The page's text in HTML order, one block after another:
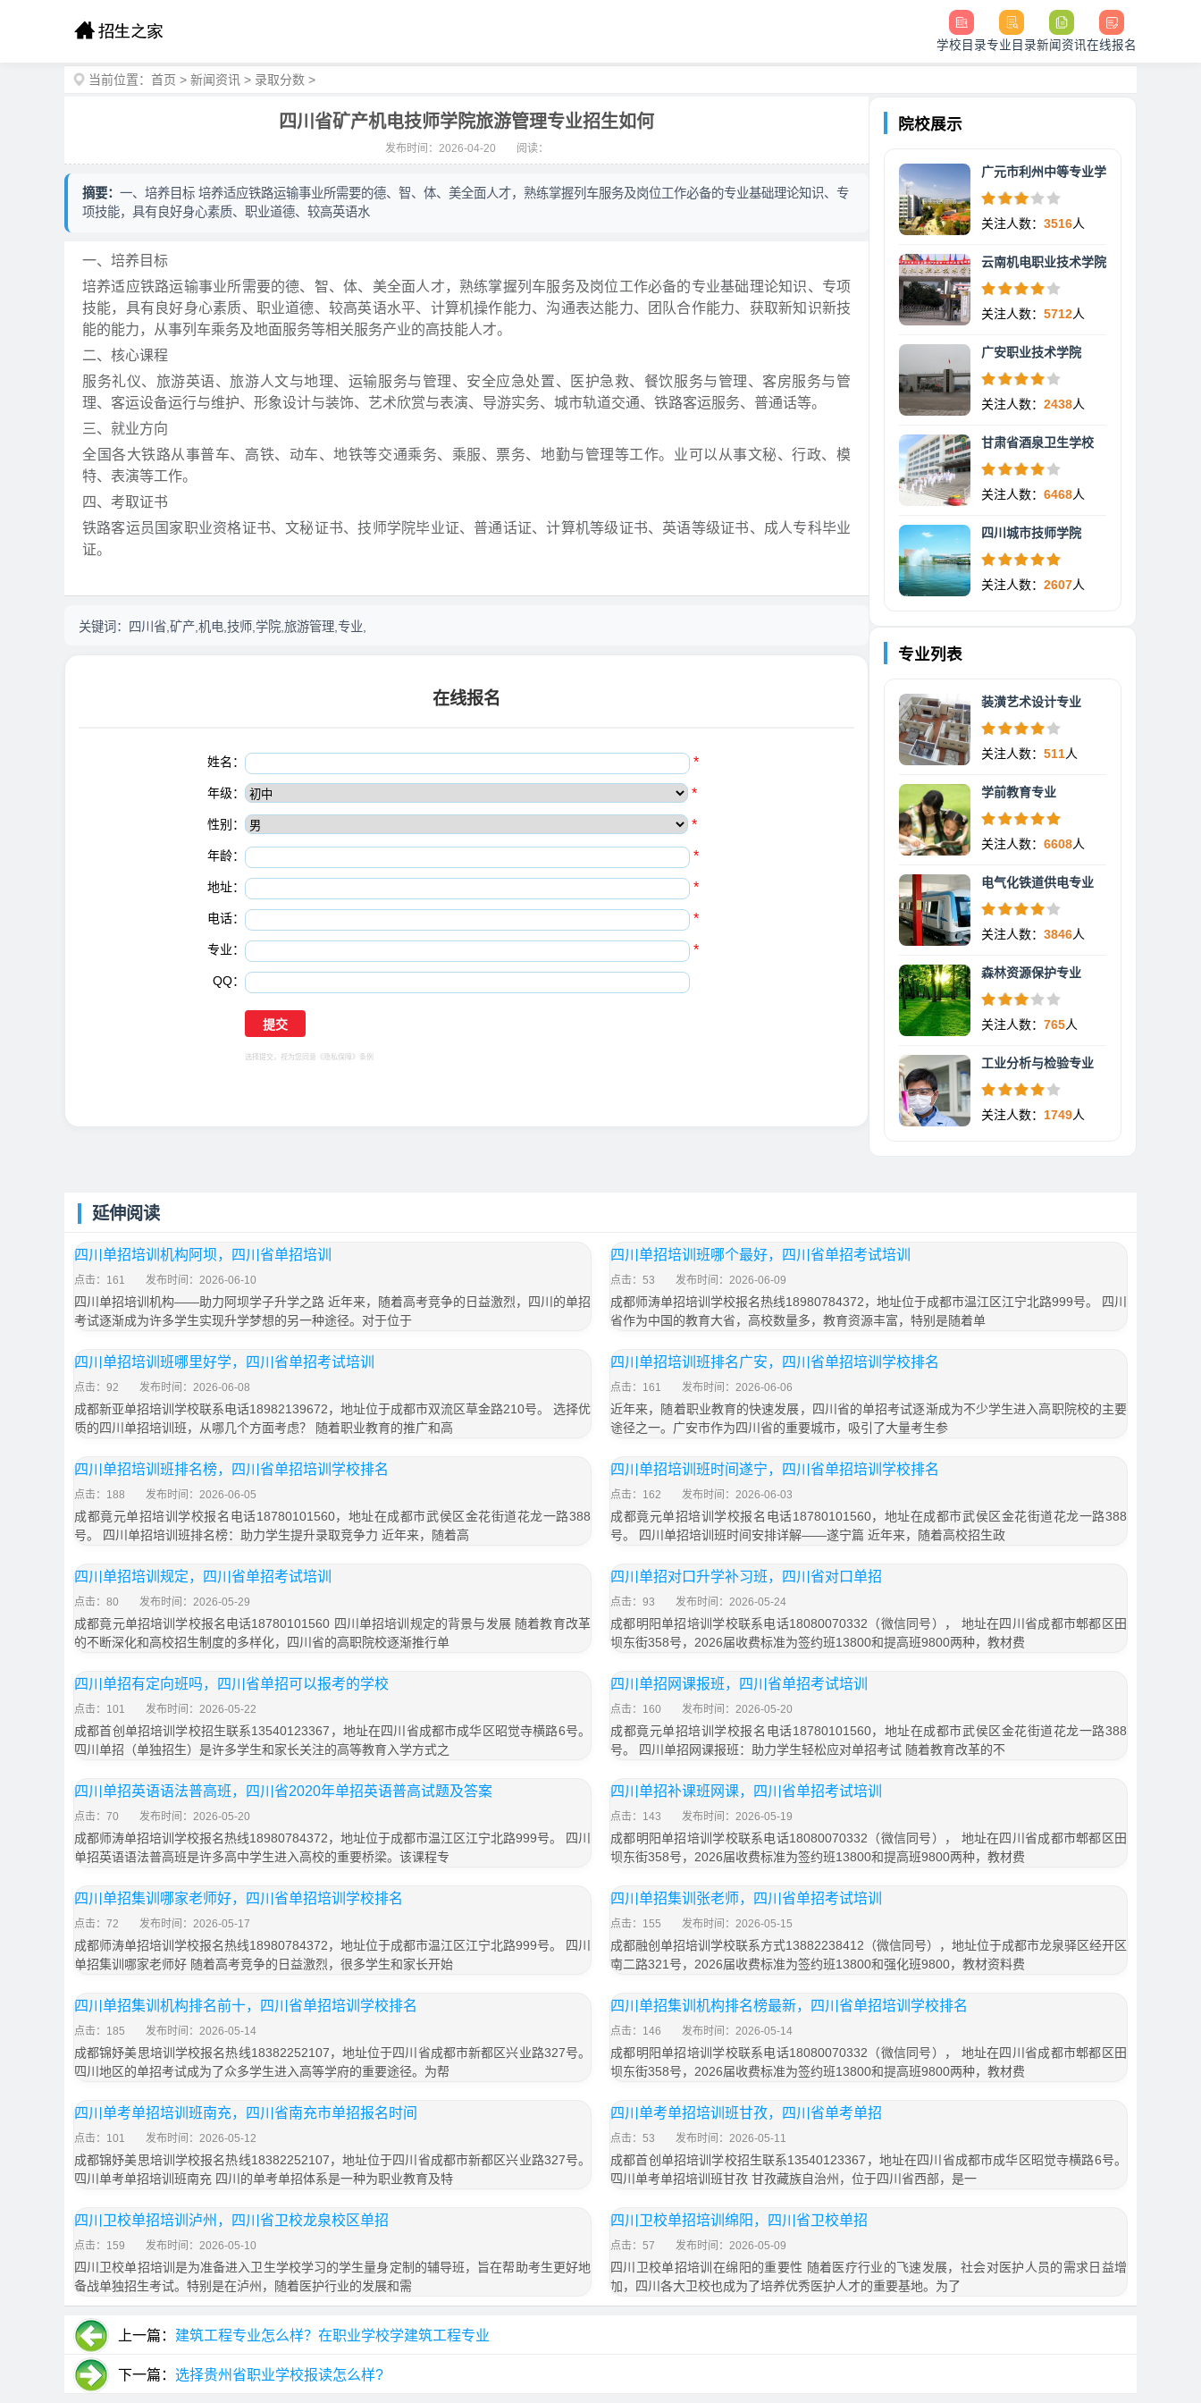
学校目录专业目录新闻资讯在线报名
当前位置： 首页 > 新闻资讯 > 录取分数 >
四川省矿产机电技师学院旅游管理专业招生如何
发布时间：2026-04-20 阅读：
摘要： 一、培养目标 培养适应铁路运输事业所需要的德、智、体、美全面人才，熟练掌握列车服务及岗位工作必备的专业基础理论知识、专
项技能，具有良好身心素质、职业道德、较高英语水
一、培养目标
培养适应铁路运输事业所需要的德、智、体、美全面人才，熟练掌握列车服务及岗位工作必备的专业基础理论知识、专项
技能，具有良好身心素质、职业道德、较高英语水平、计算机操作能力、沟通表达能力、团队合作能力、获取新知识新技
能的能力，从事列车乘务及地面服务等相关服务产业的高技能人才。
二、核心课程
服务礼仪、旅游英语、旅游人文与地理、运输服务与管理、安全应急处置、医护急救、餐饮服务与管理、客房服务与管
理、客运设备运行与维护、形象设计与装饰、艺术欣赏与表演、导游实务、城市轨道交通、铁路客运服务、普通话等。
三、就业方向
全国各大铁路从事普车、高铁、动车、地铁等交通乘务、乘服、票务、地勤与管理等工作。业可以从事文秘、行政、模
特、表演等工作。
四、考取证书
铁路客运员国家职业资格证书、文秘证书、技师学院毕业证、普通话证、计算机等级证书、英语等级证书、成人专科毕业
证。
关键词： 四川省,矿产,机电,技师,学院,旅游管理,专业,
在线报名
姓名： *
年级： *
性别： *
年龄： *
地址： *
电话： *
专业： *
QQ：
选择提交，视为您同意 《隐私保障》 条例
院校展示
广元市利州中等专业学
关注人数： 3516人
云南机电职业技术学院
关注人数： 5712人
广安职业技术学院
关注人数： 2438人
甘肃省酒泉卫生学校
关注人数： 6468人
四川城市技师学院
关注人数： 2607人
专业列表
装潢艺术设计专业
关注人数： 511人
学前教育专业
关注人数： 6608人
电气化铁道供电专业
关注人数： 3846人
森林资源保护专业
关注人数： 765人
工业分析与检验专业
关注人数： 1749人
延伸阅读
四川单招培训机构阿坝，四川省单招培训
点击：161 发布时间：2026-06-10
四川单招培训机构——助力阿坝学子升学之路 近年来，随着高考竞争的日益激烈，四川的单招
考试逐渐成为许多学生实现升学梦想的另一种途径。对于位于
四川单招培训班哪个最好，四川省单招考试培训
点击：53 发布时间：2026-06-09
成都师涛单招培训学校报名热线18980784372，地址位于成都市温江区江宁北路999号。 四川
省作为中国的教育大省，高校数量多，教育资源丰富，特别是随着单
四川单招培训班哪里好学，四川省单招考试培训
点击：92 发布时间：2026-06-08
成都新亚单招培训学校联系电话18982139672，地址位于成都市双流区草金路210号。 选择优
质的四川单招培训班，从哪几个方面考虑？ 随着职业教育的推广和高
四川单招培训班排名广安，四川省单招培训学校排名
点击：161 发布时间：2026-06-06
近年来，随着职业教育的快速发展，四川省的单招考试逐渐成为不少学生进入高职院校的主要
途径之一。广安市作为四川省的重要城市，吸引了大量考生参
四川单招培训班排名榜，四川省单招培训学校排名
点击：188 发布时间：2026-06-05
成都竟元单招培训学校报名电话18780101560，地址在成都市武侯区金花街道花龙一路388
号。 四川单招培训班排名榜：助力学生提升录取竞争力 近年来，随着高
四川单招培训班时间遂宁，四川省单招培训学校排名
点击：162 发布时间：2026-06-03
成都竟元单招培训学校报名电话18780101560，地址在成都市武侯区金花街道花龙一路388
号。 四川单招培训班时间安排详解——遂宁篇 近年来，随着高校招生政
四川单招培训规定，四川省单招考试培训
点击：80 发布时间：2026-05-29
成都竟元单招培训学校报名电话18780101560 四川单招培训规定的背景与发展 随着教育改革
的不断深化和高校招生制度的多样化，四川省的高职院校逐渐推行单
四川单招对口升学补习班，四川省对口单招
点击：93 发布时间：2026-05-24
成都明阳单招培训学校联系电话18080070332（微信同号）， 地址在四川省成都市郫都区田
坝东街358号，2026届收费标准为签约班13800和提高班9800两种，教材费
四川单招有定向班吗，四川省单招可以报考的学校
点击：101 发布时间：2026-05-22
成都首创单招培训学校招生联系13540123367，地址在四川省成都市成华区昭觉寺横路6号。
四川单招（单独招生）是许多学生和家长关注的高等教育入学方式之
四川单招网课报班，四川省单招考试培训
点击：160 发布时间：2026-05-20
成都竟元单招培训学校报名电话18780101560，地址在成都市武侯区金花街道花龙一路388
号。 四川单招网课报班：助力学生轻松应对单招考试 随着教育改革的不
四川单招英语语法普高班，四川省2020年单招英语普高试题及答案
点击：70 发布时间：2026-05-20
成都师涛单招培训学校报名热线18980784372，地址位于成都市温江区江宁北路999号。 四川
单招英语语法普高班是许多高中学生进入高校的重要桥梁。该课程专
四川单招补课班网课，四川省单招考试培训
点击：143 发布时间：2026-05-19
成都明阳单招培训学校联系电话18080070332（微信同号）， 地址在四川省成都市郫都区田
坝东街358号，2026届收费标准为签约班13800和提高班9800两种，教材费
四川单招集训哪家老师好，四川省单招培训学校排名
点击：72 发布时间：2026-05-17
成都师涛单招培训学校报名热线18980784372，地址位于成都市温江区江宁北路999号。 四川
单招集训哪家老师好 随着高考竞争的日益激烈，很多学生和家长开始
四川单招集训张老师，四川省单招考试培训
点击：155 发布时间：2026-05-15
成都融创单招培训学校联系方式13882238412（微信同号），地址位于成都市龙泉驿区经开区
南二路321号，2026届收费标准为签约班13800和强化班9800，教材资料费
四川单招集训机构排名前十，四川省单招培训学校排名
点击：185 发布时间：2026-05-14
成都锦妤美思培训学校报名热线18382252107，地址位于四川省成都市新都区兴业路327号。
四川地区的单招考试成为了众多学生进入高等学府的重要途径。为帮
四川单招集训机构排名榜最新，四川省单招培训学校排名
点击：146 发布时间：2026-05-14
成都明阳单招培训学校联系电话18080070332（微信同号）， 地址在四川省成都市郫都区田
坝东街358号，2026届收费标准为签约班13800和提高班9800两种，教材费
四川单考单招培训班南充，四川省南充市单招报名时间
点击：101 发布时间：2026-05-12
成都锦妤美思培训学校报名热线18382252107，地址位于四川省成都市新都区兴业路327号。
四川单考单招培训班南充 四川的单考单招体系是一种为职业教育及特
四川单考单招培训班甘孜，四川省单考单招
点击：53 发布时间：2026-05-11
成都首创单招培训学校招生联系13540123367，地址在四川省成都市成华区昭觉寺横路6号。
四川单考单招培训班甘孜 甘孜藏族自治州，位于四川省西部，是一
四川卫校单招培训泸州，四川省卫校龙泉校区单招
点击：159 发布时间：2026-05-10
四川卫校单招培训是为准备进入卫生学校学习的学生量身定制的辅导班，旨在帮助考生更好地
备战单独招生考试。特别是在泸州，随着医护行业的发展和需
四川卫校单招培训绵阳，四川省卫校单招
点击：57 发布时间：2026-05-09
四川卫校单招培训在绵阳的重要性 随着医疗行业的飞速发展，社会对医护人员的需求日益增
加，四川各大卫校也成为了培养优秀医护人才的重要基地。为了
上一篇： 建筑工程专业怎么样？在职业学校学建筑工程专业
下一篇： 选择贵州省职业学校报读怎么样?